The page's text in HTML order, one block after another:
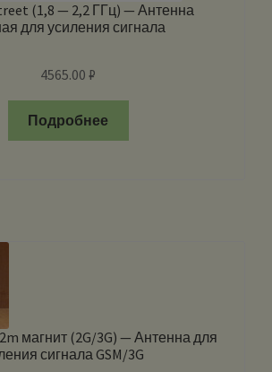
(1,8 — 2,2 ГГц) — Антенна
для усиления сигнала
4565.00₽
Подробнее
магнит (2G/3G) — Антенна для
сигнала GSM/3G